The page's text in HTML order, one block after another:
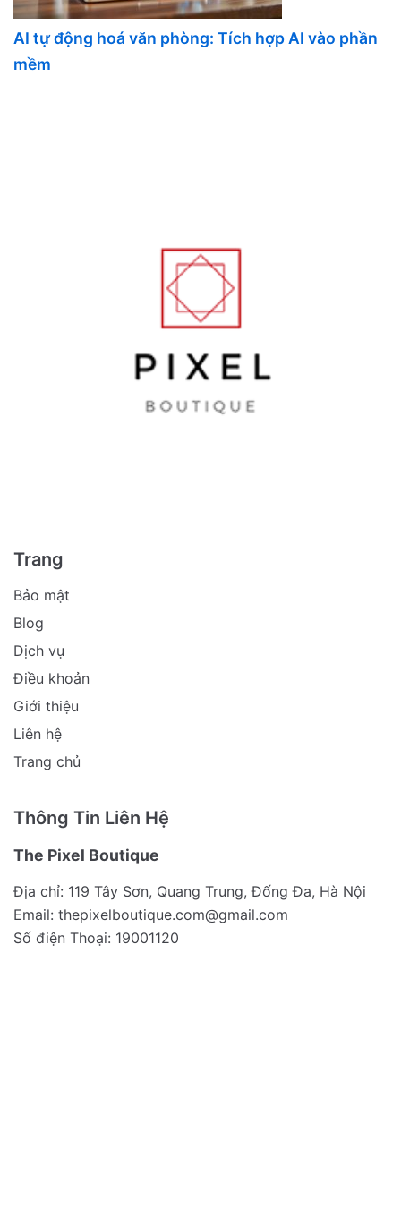
AI tự động hoá văn phòng: Tích hợp AI vào phần
mềm
Trang
Bảo mật
Blog
Dịch vụ
Điều khoản
Giới thiệu
Liên hệ
Trang chủ
Thông Tin Liên Hệ
The Pixel Boutique
Địa chỉ: 119 Tây Sơn, Quang Trung, Đống Đa, Hà Nội
Email: thepixelboutique.com@gmail.com
Số điện Thoại: 19001120